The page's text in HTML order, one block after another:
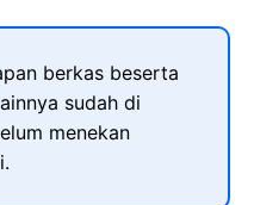
berkas beserta
sudah di
menekan